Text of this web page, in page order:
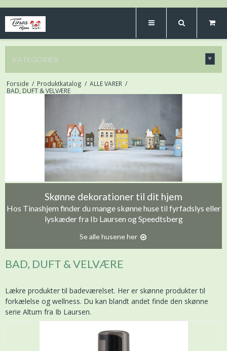
KATEGORIER
Forside / Produktkatalog / ALLE VARER /
BAD, DUFT & VELVÆRE
Skønne dekorationer til dit hjem
Hos Tinashjem finder du mange skønne huse til fyrfadslys eller
lyskæder fra Ib Laursen og Speedtsberg
Se alle husene her
BAD, DUFT & VELVÆRE
Lækre produkter til badeværelset. Her er skønne produkter til
forkælelse og wellness. Du kan blandt andet finde den skønne
serie Altum fra Ib Laursen.